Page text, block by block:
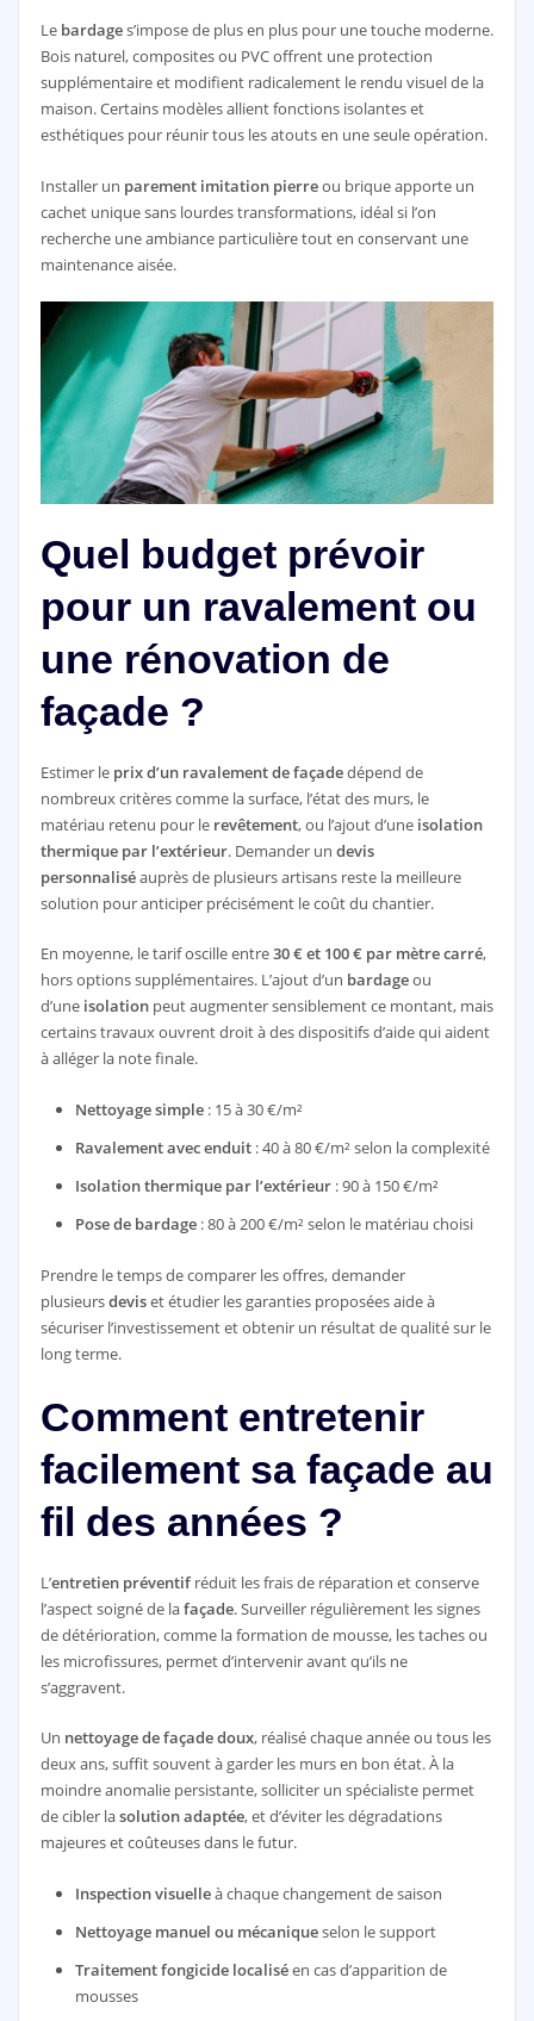
Le bardages’impose de plus en plus pour une touche moderne.
Bois naturel, composites ou PVC offrent une protection
supplémentaire et modifient radicalement le rendu visuel de la
maison. Certains modèles allient fonctions isolantes et
esthétiques pour réunir tous les atouts en une seule opération.
Installer un parement imitation pierreou brique apporte un
cachet unique sans lourdes transformations, idéal si l’on
recherche une ambiance particulière tout en conservant une
maintenance aisée.
Quel budget prévoir
pour un ravalement ou
une rénovation de
façade ?
Estimer le prix d’un ravalement de façadedépend de
nombreux critères comme la surface, l’état des murs, le
matériau retenu pour le revêtement, ou l’ajout d’une isolation
thermique par l’extérieur. Demander un devis
personnaliséauprès de plusieurs artisans reste la meilleure
solution pour anticiper précisément le coût du chantier.
En moyenne, le tarif oscille entre30 € et 100 € par mètre carré,
hors options supplémentaires. L’ajout d’un bardageou
d’une isolationpeut augmenter sensiblement ce montant, mais
certains travaux ouvrent droit à des dispositifs d’aide qui aident
à alléger la note finale.
Nettoyage simple : 15 à 30 €/m²
Ravalement avec enduit : 40 à 80 €/m² selon la complexité
Isolation thermique par l’extérieur : 90 à 150 €/m²
Pose de bardage : 80 à 200 €/m² selon le matériau choisi
Prendre le temps de comparer les offres, demander
plusieursdeviset étudier les garanties proposées aide à
sécuriser l’investissement et obtenir un résultat de qualité sur le
long terme.
Comment entretenir
facilement sa façade au
fil des années ?
L’entretien préventifréduit les frais de réparation et conserve
l’aspect soigné de lafaçade. Surveiller régulièrement les signes
de détérioration, comme la formation de mousse, les taches ou
les microfissures, permet d’intervenir avant qu’ils ne
s’aggravent.
Un nettoyage de façade doux, réalisé chaque année ou tous les
deux ans, suffit souvent à garder les murs en bon état. À la
moindre anomalie persistante, solliciter un spécialiste permet
de cibler lasolution adaptée, et d’éviter les dégradations
majeures et coûteuses dans le futur.
Inspection visuelleà chaque changement de saison
Nettoyage manuel ou mécaniqueselon le support
Traitement fongicide localiséen cas d’apparition de
mousses